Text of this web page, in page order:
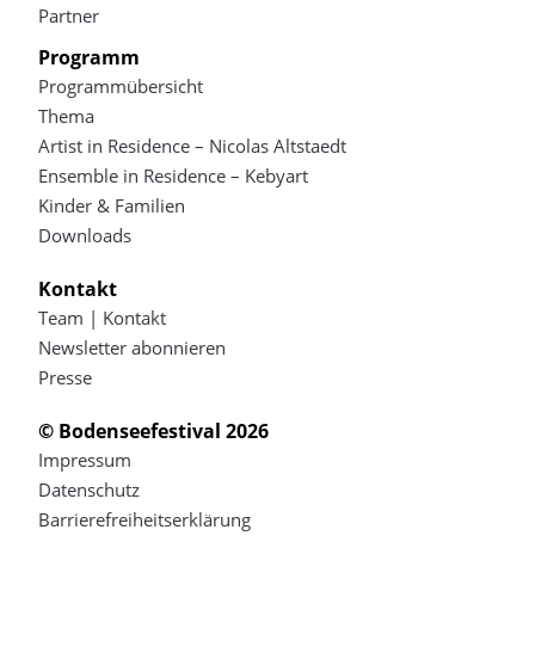
Partner
Programm
Programmübersicht
Thema
Artist in Residence – Nicolas Altstaedt
Ensemble in Residence – Kebyart
Kinder & Familien
Downloads
Kontakt
Team | Kontakt
Newsletter abonnieren
Presse
© Bodenseefestival 2026
Impressum
Datenschutz
Barrierefreiheitserklärung